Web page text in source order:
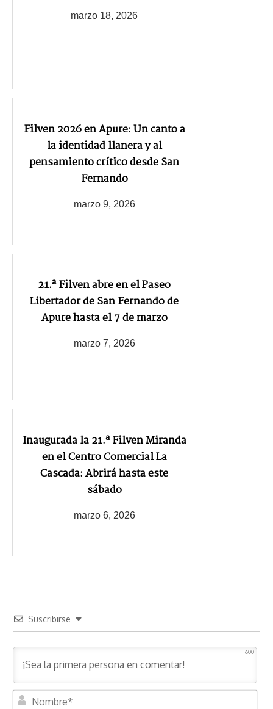
marzo 18, 2026
Filven 2026 en Apure: Un canto a
la identidad llanera y al
pensamiento crítico desde San
Fernando
marzo 9, 2026
21.ª Filven abre en el Paseo
Libertador de San Fernando de
Apure hasta el 7 de marzo
marzo 7, 2026
Inaugurada la 21.ª Filven Miranda
en el Centro Comercial La
Cascada: Abrirá hasta este
sábado
marzo 6, 2026
Suscribirse
600